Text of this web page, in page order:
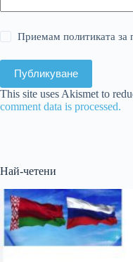
Приемам политиката за
Публикуване
This site uses Akismet to
comment data is processed.
Най-четени